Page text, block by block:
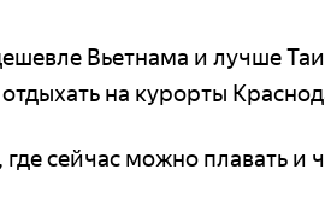
Вьетнама и лучше
на курорты
сейчас можно плавать и